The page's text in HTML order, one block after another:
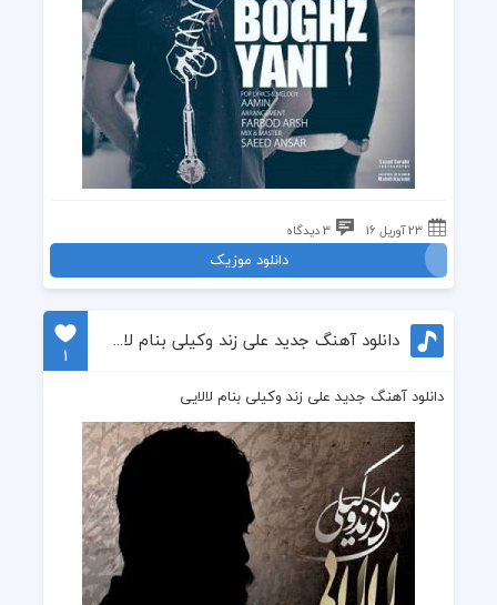
23 آوریل 16 3 دیدگاه
دانلود موزیک
دانلود آهنگ جدید علی زند وکیلی بنام لالایی
1
دانلود آهنگ جدید علی زند وکیلی بنام لالایی